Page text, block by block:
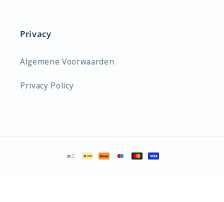
Privacy
Algemene Voorwaarden
Privacy Policy
Betaalmethoden